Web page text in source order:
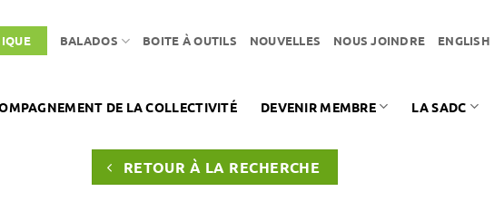
BALADOS BOITE À OUTILS NOUVELLES NOUS JOINDRE ENGLISH
DE LA COLLECTIVITÉ DEVENIR MEMBRE LA SADC
RETOUR À LA RECHERCHE